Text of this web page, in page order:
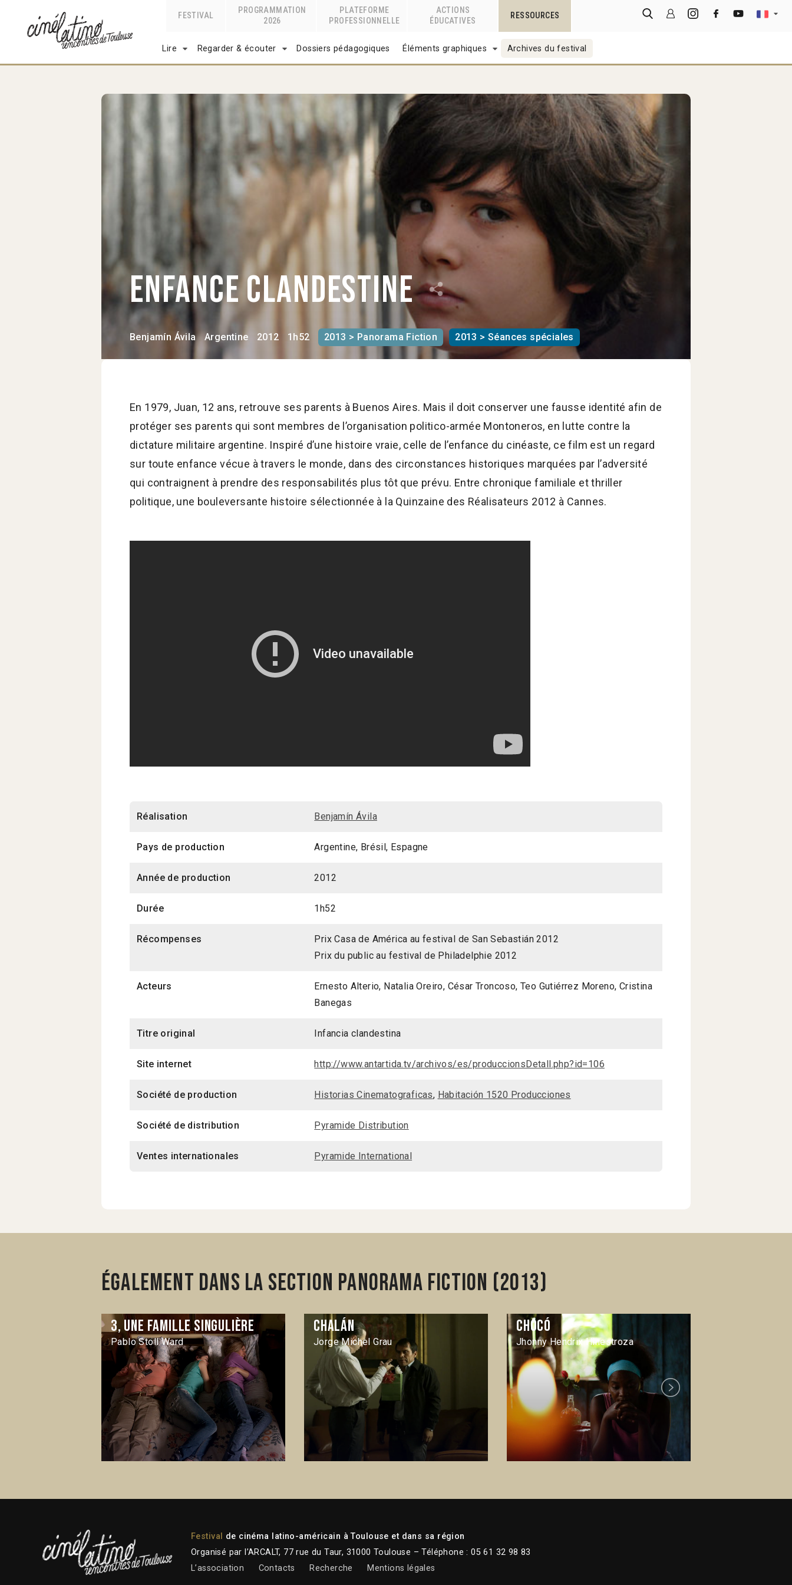
FESTIVAL
PROGRAMMATION
2026
PLATEFORME
PROFESSIONNELLE
ACTIONS
ÉDUCATIVES
RESSOURCES
Lire Regarder & écouter Dossiers pédagogiques Éléments graphiques Archives du festival
Enfance clandestine
Benjamín Ávila Argentine 2012 1h52 2013 > Panorama Fiction 2013 > Séances spéciales
En 1979, Juan, 12 ans, retrouve ses parents à Buenos Aires. Mais il doit conserver une fausse identité afin de
protéger ses parents qui sont membres de l’organisation politico-armée Montoneros, en lutte contre la
dictature militaire argentine. Inspiré d’une histoire vraie, celle de l’enfance du cinéaste, ce film est un regard
sur toute enfance vécue à travers le monde, dans des circonstances historiques marquées par l’adversité
qui contraignent à prendre des responsabilités plus tôt que prévu. Entre chronique familiale et thriller
politique, une bouleversante histoire sélectionnée à la Quinzaine des Réalisateurs 2012 à Cannes.
Réalisation Benjamín Ávila
Pays de production Argentine, Brésil, Espagne
Année de production 2012
Durée 1h52
Récompenses
Prix Casa de América au festival de San Sebastián 2012
Prix du public au festival de Philadelphie 2012
Acteurs
Ernesto Alterio, Natalia Oreiro, César Troncoso, Teo Gutiérrez Moreno, Cristina
Banegas
Titre original Infancia clandestina
Site internet http://www.antartida.tv/archivos/es/produccionsDetall.php?id=106
Société de production Historias Cinematograficas, Habitación 1520 Producciones
Société de distribution Pyramide Distribution
Ventes internationales Pyramide International
Également dans la section Panorama Fiction (2013)
3, une famille singulière
Pablo Stoll Ward
Chalán
Jorge Michel Grau
Chocó
Jhonny Hendrix Hinestroza
Next
Festival
de cinéma latino-américain à Toulouse et dans sa région
Organisé par l’ARCALT, 77 rue du Taur, 31000 Toulouse – Téléphone : 05 61 32 98 83
L’association
Contacts Recherche Mentions légales